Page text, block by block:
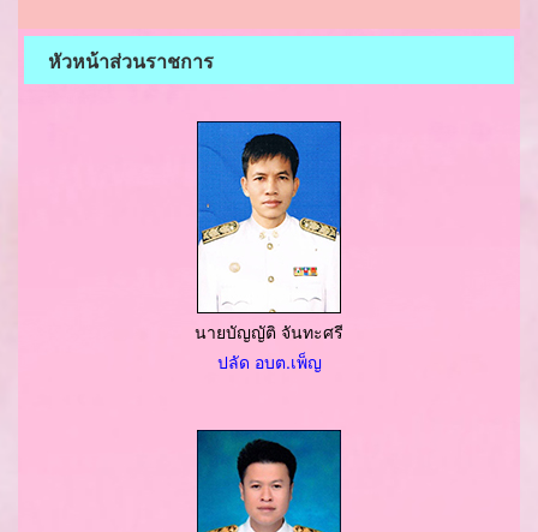
หัวหน้าส่วนราชการ
นายบัญญัติ จันทะศรี
ปลัด อบต.เพ็ญ